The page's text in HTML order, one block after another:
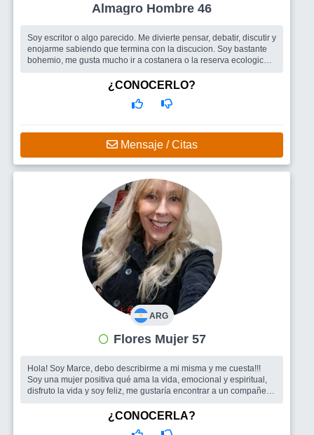
Almagro Hombre 46
Soy escritor o algo parecido. Me divierte pensar, debatir, discutir y
enojarme sabiendo que termina con la discucion. Soy bastante
bohemio, me gusta mucho ir a costanera o la reserva ecologica a
Mujer inteligente, independiente e inquisitiva. Que este
orientada al mundo creativo y artistico. Que le guste andar en
¿CONOCERLO?
Mensaje / Citas
ARG
Flores Mujer 57
Hola! Soy Marce, debo describirme a mi misma y me cuesta!!!
Soy una mujer positiva qué ama la vida, emocional y espiritual,
disfruto la vida y soy feliz, me gustaría encontrar a un compañero
Un hombre para compartir la vida ?
¿CONOCERLA?